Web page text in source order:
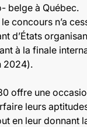
belge à Québec.
concours n’a
d’États
à la finale
2024).
offre une
leurs
en leur donnant